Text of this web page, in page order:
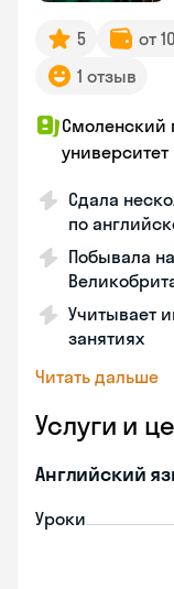
5 от
1 отзыв
Смоленский
университет
Сдала
по
Побывала
Учитывает
занятиях
Читать дальше
Услуги и
Английский
Уроки